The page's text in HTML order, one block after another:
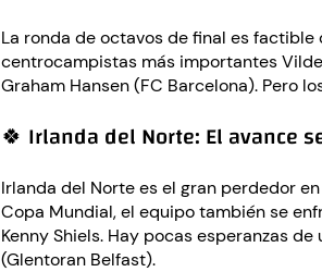
La ronda de octavos de final es
centrocampistas más importantes
Graham Hansen (FC Barcelona). Pero
🍀 Irlanda del Norte: El avance
Irlanda del Norte es el gran perdedor
Copa Mundial, el equipo también se
Kenny Shiels. Hay pocas esperanzas
(Glentoran Belfast).